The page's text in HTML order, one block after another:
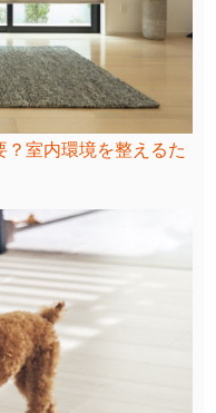
室内環境を整えるた